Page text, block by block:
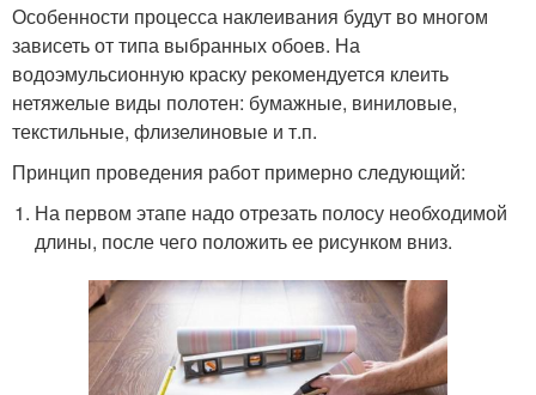
Особенности процесса наклеивания будут во многом
зависеть от типа выбранных обоев. На
водоэмульсионную краску рекомендуется клеить
нетяжелые виды полотен: бумажные, виниловые,
текстильные, флизелиновые и т.п.
Принцип проведения работ примерно следующий:
На первом этапе надо отрезать полосу необходимой
длины, после чего положить ее рисунком вниз.